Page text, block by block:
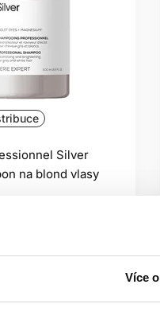
Více
Silver
na blond vlasy